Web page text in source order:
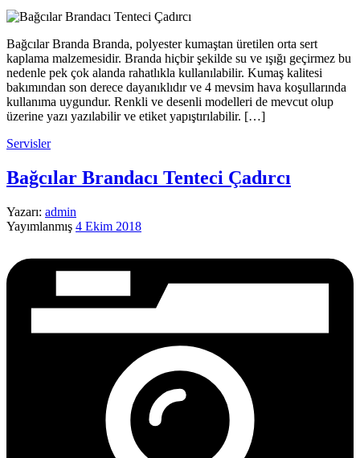
Bağcılar Branda Branda, polyester kumaştan üretilen orta sert
kaplama malzemesidir. Branda hiçbir şekilde su ve ışığı geçirmez bu
nedenle pek çok alanda rahatlıkla kullanılabilir. Kumaş kalitesi
bakımından son derece dayanıklıdır ve 4 mevsim hava koşullarında
kullanıma uygundur. Renkli ve desenli modelleri de mevcut olup
üzerine yazı yazılabilir ve etiket yapıştırılabilir. […]
Servisler
Bağcılar Brandacı Tenteci Çadırcı
Yazarı: admin
Yayımlanmış 4 Ekim 2018